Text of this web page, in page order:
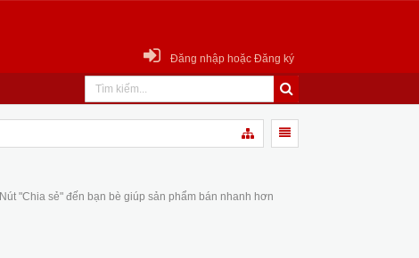
Đăng nhập hoặc Đăng ký
Nút "Chia sẻ" đến bạn bè giúp sản phẩm bán nhanh hơn